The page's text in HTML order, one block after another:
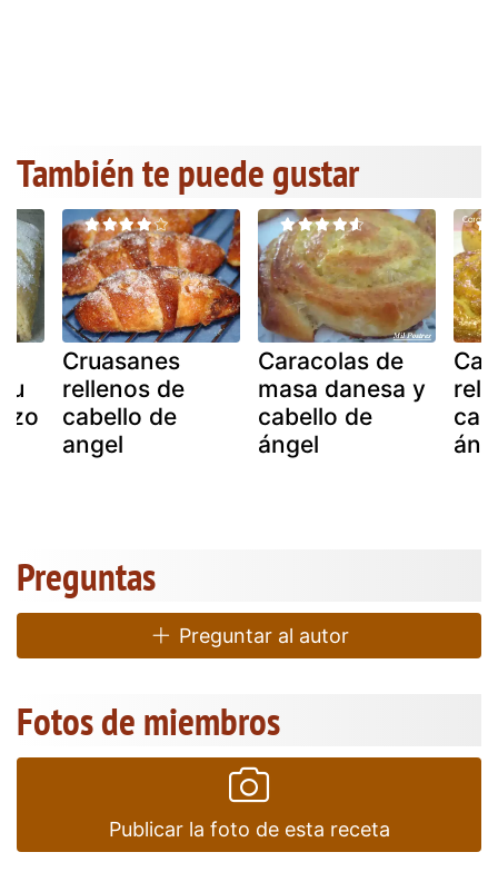
También te puede gustar
Cruasanes
rellenos de
cabello de
angel
Caracolas de
masa danesa y
cabello de
ángel
Preguntas
Preguntar al autor
Fotos de miembros
Publicar la foto de esta receta